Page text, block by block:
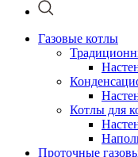
Газовые котлы
Котлы для
Проточные